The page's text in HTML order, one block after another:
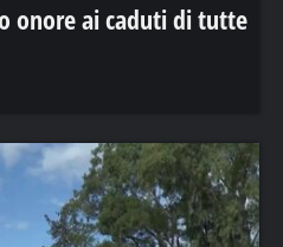
onore ai caduti di tutte